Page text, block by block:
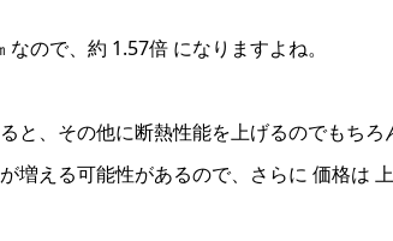
なので、約 1.57倍 になりますよね。
と、その他に断熱性能を上げるのでもち
増える可能性があるので、さらに 価格は